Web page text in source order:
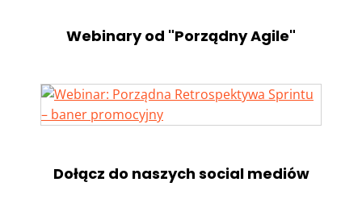
Webinary od "Porządny Agile"
Dołącz do naszych social mediów